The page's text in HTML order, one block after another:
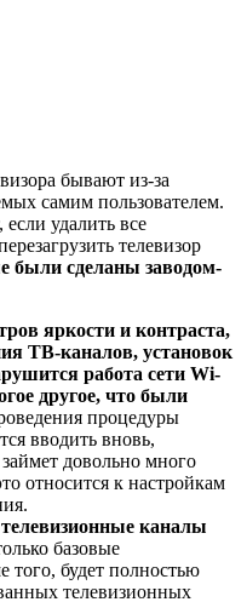
бывают из-за
самим пользователем.
если удалить все
телевизор
были сделаны заводом-
яркости и контраста,
ТВ-каналов, установок
работа сети Wi-
другое, что были
процедуры
вводить вновь,
довольно много
относится к настройкам
каналы
базовые
будет полностью
телевизионных